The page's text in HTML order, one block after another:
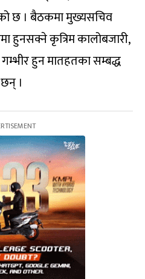
छ । बैठकमा मुख्यसचिव
हुनसक्ने कृत्रिम कालोबजारी,
हुन मातहतका सम्बद्ध
।